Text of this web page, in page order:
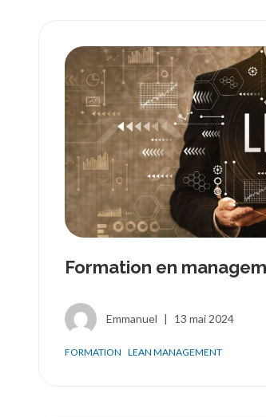
Formation en
Emmanuel | 13 mai 2024
FORMATION LEAN MANAGEMENT